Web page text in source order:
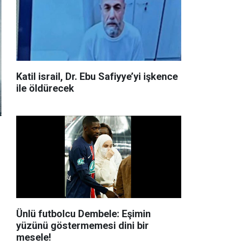
Katil israil, Dr. Ebu Safiyye’yi işkence
ile öldürecek
Ünlü futbolcu Dembele: Eşimin
yüzünü göstermemesi dini bir
mesele!